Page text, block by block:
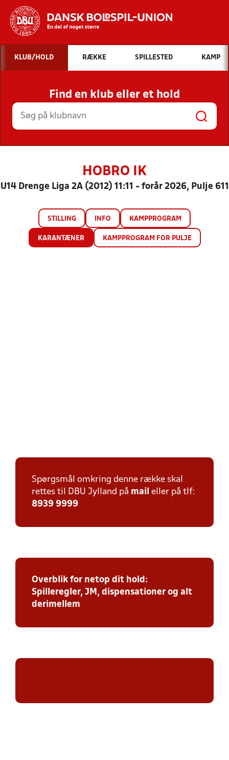
Hvad vil du søge efter?
INDHOLD OG NYHEDER
STILLINGER, RESULTATER, KLUBBER OG
HOLD
KLUB/HOLD RÆKKE SPILLESTED KAMP
Find en klub eller et hold
HOBRO IK
U14 Drenge Liga 2A (2012) 11:11 - forår 2026, Pulje 611
STILLING INFO KAMPPROGRAM
KARANTÆNER KAMPPROGRAM FOR PULJE
Spørgsmål omkring denne række skal
rettes til DBU Jylland på mail eller på tlf:
8939 9999
Overblik for netop dit hold:
Spilleregler, JM, dispensationer og alt
derimellem